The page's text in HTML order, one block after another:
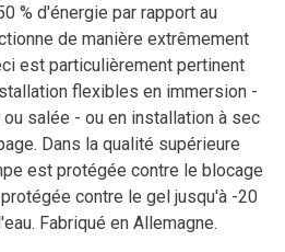
% d'énergie par rapport au
de manière extrêmement
est particulièrement pertinent
flexibles en immersion -
salée - ou en installation à sec
Dans la qualité supérieure
est protégée contre le blocage
contre le gel jusqu'à -20
Fabriqué en Allemagne.